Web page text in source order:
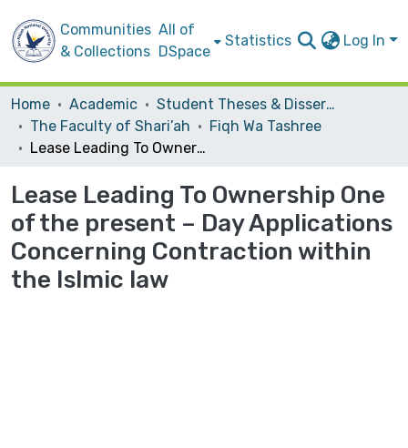
Communities
& Collections
All of
DSpace
Statistics Log In
Home Academic
Student Theses & Dissertations
The Faculty of Shari’ah
Fiqh Wa Tashree
Lease Leading To Ownership One of the present – Day Applications Concerning Contraction within the Islmic law
Lease Leading To Ownership One
of the present – Day Applications
Concerning Contraction within
the Islmic law